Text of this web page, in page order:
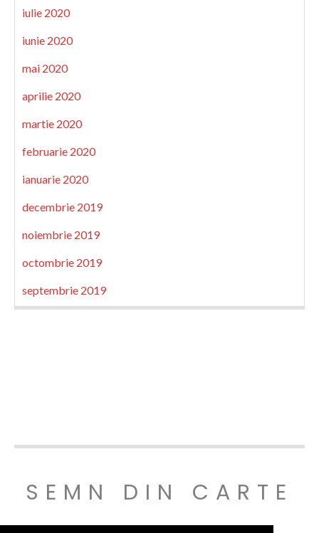
iulie 2020
iunie 2020
mai 2020
aprilie 2020
martie 2020
februarie 2020
ianuarie 2020
decembrie 2019
noiembrie 2019
octombrie 2019
septembrie 2019
SEMN DIN CARTE